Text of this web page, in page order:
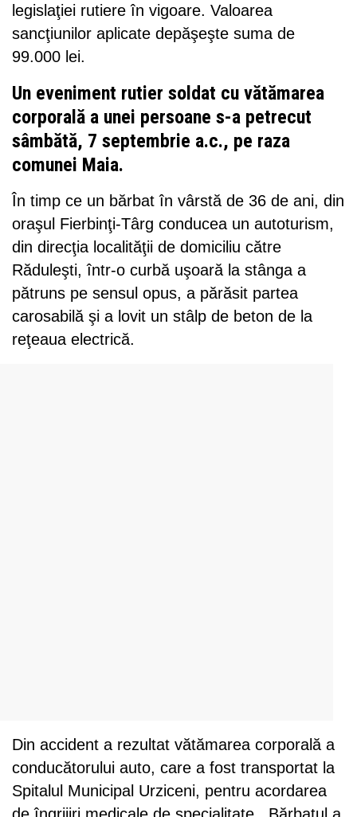
legislaţiei rutiere în vigoare. Valoarea
sancţiunilor aplicate depăşeşte suma de
99.000 lei.
Un eveniment rutier soldat cu vătămarea
corporală a unei persoane s-a petrecut
sâmbătă, 7 septembrie a.c., pe raza
comunei Maia.
În timp ce un bărbat în vârstă de 36 de ani, din
oraşul Fierbinţi-Târg conducea un autoturism,
din direcţia localităţii de domiciliu către
Răduleşti, într-o curbă uşoară la stânga a
pătruns pe sensul opus, a părăsit partea
carosabilă şi a lovit un stâlp de beton de la
reţeaua electrică.
Din accident a rezultat vătămarea corporală a
conducătorului auto, care a fost transportat la
Spitalul Municipal Urziceni, pentru acordarea